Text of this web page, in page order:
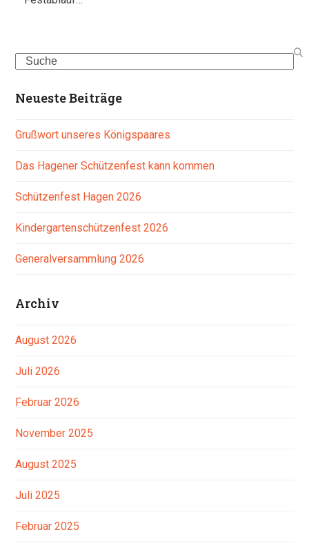
Search
Neueste Beiträge
Grußwort unseres Königspaares
Das Hagener Schützenfest kann kommen
Schützenfest Hagen 2026
Kindergartenschützenfest 2026
Generalversammlung 2026
Archiv
August 2026
Juli 2026
Februar 2026
November 2025
August 2025
Juli 2025
Februar 2025